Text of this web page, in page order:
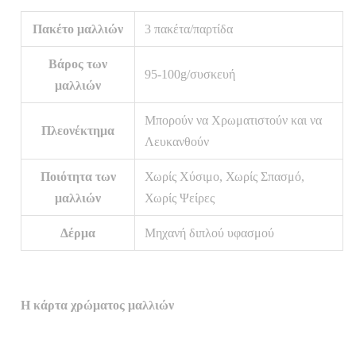
Πακέτο μαλλιών 3 πακέτα/παρτίδα
Βάρος των
μαλλιών
95-100g/συσκευή
Πλεονέκτημα
Μπορούν να Χρωματιστούν και να
Λευκανθούν
Ποιότητα των
μαλλιών
Χωρίς Χύσιμο, Χωρίς Σπασμό,
Χωρίς Ψείρες
Δέρμα Μηχανή διπλού υφασμού
Η κάρτα χρώματος μαλλιών